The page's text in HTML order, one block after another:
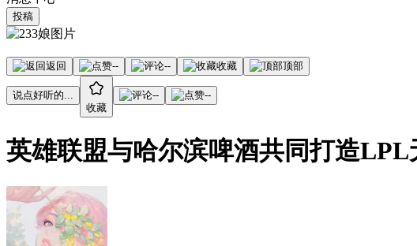
投稿
返回 -- -- 收藏 顶部
说点好听的...
收藏
-- --
英雄联盟与哈尔滨啤酒共同打造